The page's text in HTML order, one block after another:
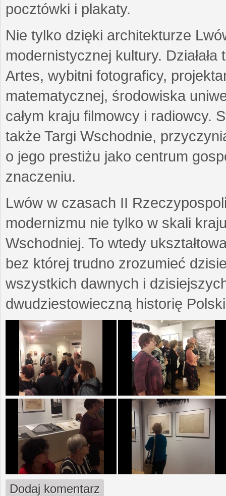
pocztówki i plakaty.
Nie tylko dzięki architekturze
modernistycznej kultury.
Artes, wybitni fotograficy,
matematycznej, środowiska
całym kraju filmowcy i radiowcy.
także Targi Wschodnie,
o jego prestiżu jako centrum
znaczeniu.
Lwów w czasach II
modernizmu nie tylko w skali
Wschodniej. To wtedy
bez której trudno zrozumieć
wszystkich dawnych i
dwudziestowieczną historię
Dodaj komentarz